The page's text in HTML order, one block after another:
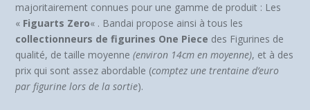
majoritairement connues pour une gamme de produit : Les
« Figuarts Zero« . Bandai propose ainsi à tous les
collectionneurs de figurines One Piece des Figurines de
qualité, de taille moyenne(environ 14cm en moyenne), et à des
prix qui sont assez abordable (comptez une trentaine d’euro
par figurine lors de la sortie).